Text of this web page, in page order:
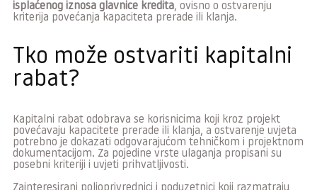
isplaćenog iznosa glavnice kredita, ovisno o ostvarenju
kriterija povećanja kapaciteta prerade ili klanja.
Tko može ostvariti kapitalni
rabat?
Kapitalni rabat odobrava se korisnicima koji kroz projekt
povećavaju kapacitete prerade ili klanja, a ostvarenje uvjeta
potrebno je dokazati odgovarajućom tehničkom i projektnom
dokumentacijom. Za pojedine vrste ulaganja propisani su
posebni kriteriji i uvjeti prihvatljivosti.